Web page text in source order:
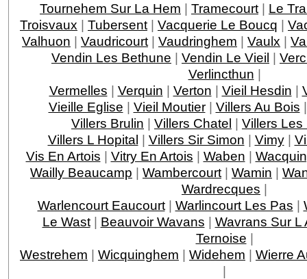
Tournehem Sur La Hem | Tramecourt | Le
Troisvaux | Tubersent | Vacquerie Le Boucq |
Valhuon | Vaudricourt | Vaudringhem | Vaulx |
Vendin Les Bethune | Vendin Le Vieil |
Verlincthun |
Vermelles | Verquin | Verton | Vieil Hesdin |
Vieille Eglise | Vieil Moutier| Villers Au Bois
Villers Brulin | Villers Chatel | Villers Les
Villers L Hopital | Villers Sir Simon | Vimy|
Vis En Artois | Vitry En Artois | Waben |
Wailly Beaucamp | Wambercourt | Wamin |
Wardrecques |
Warlencourt Eaucourt| Warlincourt Les Pas |
Le Wast| Beauvoir Wavans | Wavrans Sur L
Ternoise |
Westrehem | Wicquinghem | Widehem | Wierre
|